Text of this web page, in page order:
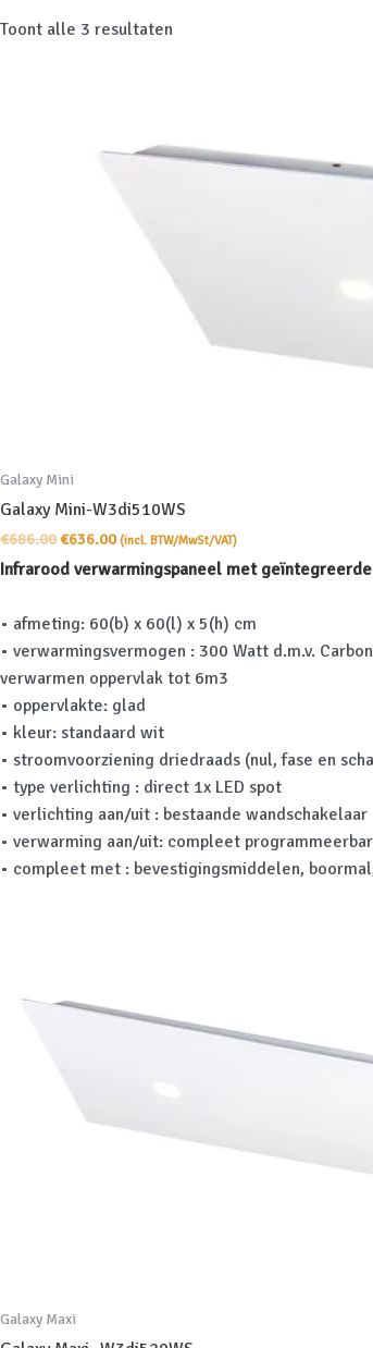
Toont alle 3 resultaten
Galaxy Mini
Galaxy Mini-W3di510WS
€686.00Oorspronkelijke
prijs
was:
€636.00Huidige
prijs
is:
(incl. BTW/MwSt/VAT)
Infrarood verwarmingspaneel met
• afmeting: 60(b) x 60(l) x 5(h) cm
• verwarmingsvermogen : 300 Watt d.m.v.
verwarmen oppervlak tot 6m3
• oppervlakte: glad
• kleur: standaard wit
• stroomvoorziening driedraads (nul, fase en
• type verlichting : direct 1x LED spot
• verlichting aan/uit : bestaande wandschakelaar
• verwarming aan/uit: compleet
• compleet met : bevestigingsmiddelen,
Galaxy Maxi